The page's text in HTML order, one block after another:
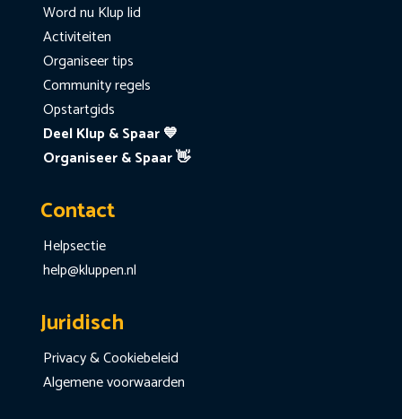
Word nu Klup lid
Activiteiten
Organiseer tips
Community regels
Opstartgids
Deel Klup & Spaar 💙
Organiseer & Spaar 👋
Contact
Helpsectie
help@kluppen.nl
Juridisch
Privacy & Cookiebeleid
Algemene voorwaarden